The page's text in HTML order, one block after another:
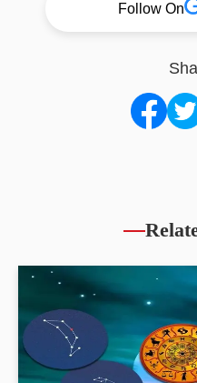
Follow On